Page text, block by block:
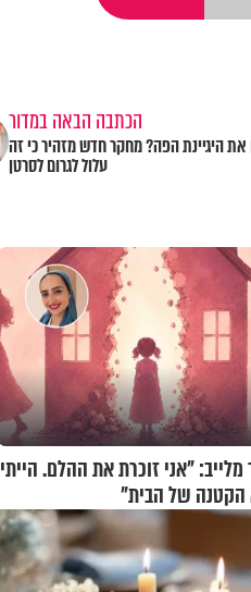
הכתבה הבאה במדור
את היגיינת הפה? מחקר חדש מזהיר כי זה
עלול לגרום לסרטן
מלייב: "אני זוכרת את ההלם. הייתי
של הבית"